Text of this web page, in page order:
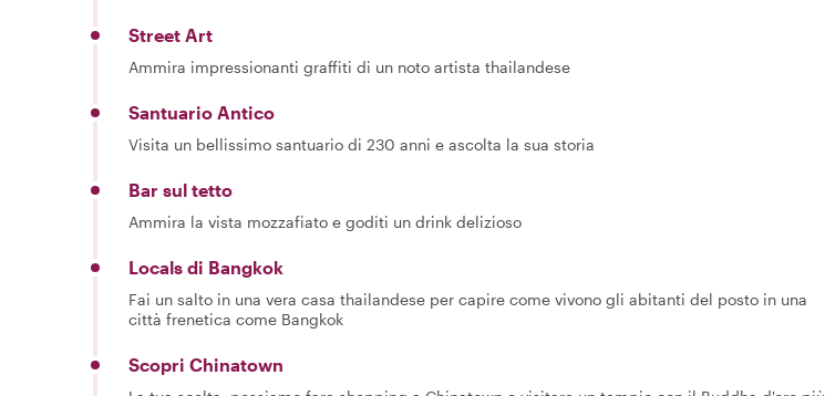
Street Art
Ammira impressionanti graffiti di un noto artista thailandese
Santuario Antico
Visita un bellissimo santuario di 230 anni e ascolta la sua storia
Bar sul tetto
Ammira la vista mozzafiato e goditi un drink delizioso
Locals di Bangkok
Fai un salto in una vera casa thailandese per capire come vivono gli abitanti del posto in una
città frenetica come Bangkok
Scopri Chinatown